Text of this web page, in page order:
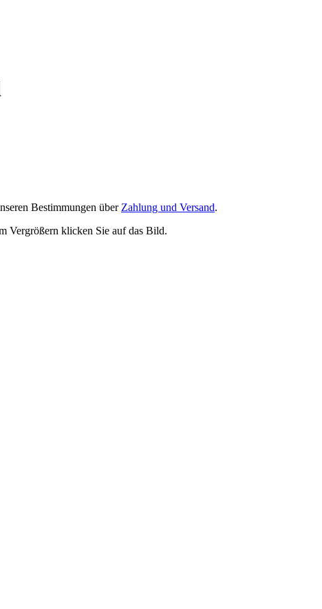
Bestimmungen über Zahlung und Versand.
Vergrößern klicken Sie auf das Bild.